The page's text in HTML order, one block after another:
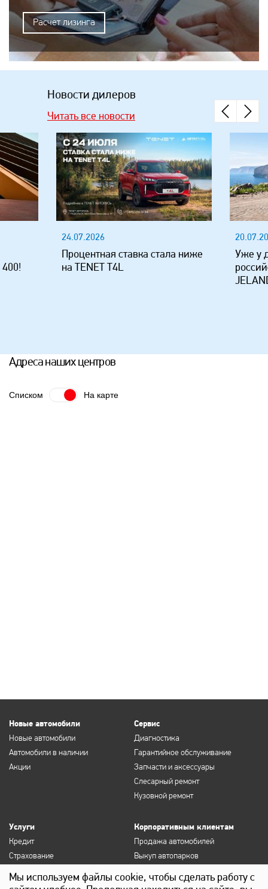
Расчет лизинга
Новости дилеров
Читать все новости
24.07.2026
Процентная ставка стала ниже
на TENET T4L
Уже у
Адреса наших центров
Списком На карте
Новые автомобили
Новые автомобили
Автомобили в наличии
Акции
Сервис
Диагностика
Гарантийное обслуживание
Запчасти и аксессуары
Слесарный ремонт
Кузовной ремонт
Услуги
Кредит
Страхование
КАСКО
Корпоративным клиентам
Продажа автомобилей
Выкуп автопарков
Госзакупки
Мы используем файлы cookie, чтобы сделать работу с